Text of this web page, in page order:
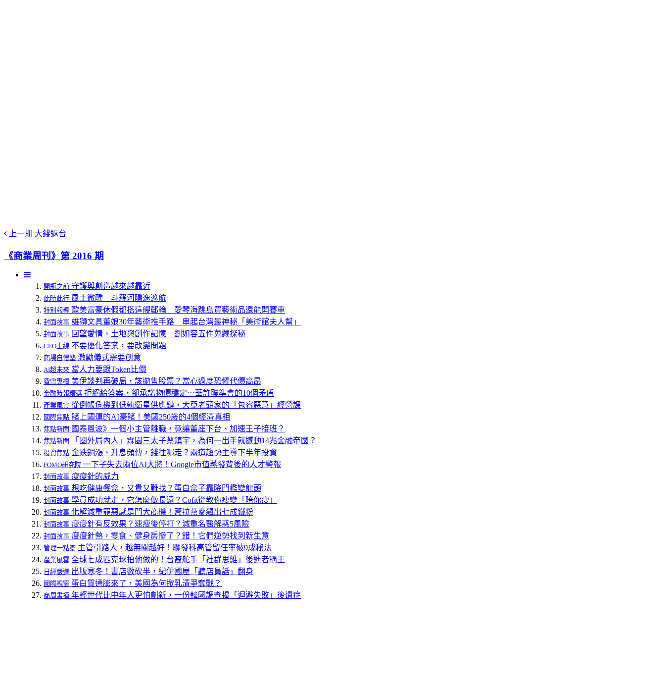
上一期 大錢返台
《商業周刊》第 2016 期
開瓶之前 守護與創造越來越靠近
此時此行 風土微醺 斗羅河隱逸巡航
特別報導 歐美富豪休假都搭這艘郵輪 愛琴海跳島買藝術品還能開賽車
封面故事 雄獅文具董娘30年藝術推手路 串起台灣最神秘「美術館夫人幫」
封面故事 回望愛情、土地與創作記憶 劉如容五件蒐藏探秘
CEO上線 不要優化答案，要改變問題
商場自慢塾 激勵儀式需要創意
AI超未來 當人力要跟Token比價
費雪專欄 美伊談判再破局，該拋售股票？當心過度恐懼代價高昂
金融時報精選 拒絕給答案，卻承諾物價穩定⋯華許聯準會的10個矛盾
產業風雲 從倒帳危機到低軌衛星供應鏈，大亞老頭家的「包容惡意」經營課
國際焦點 賭上國運的AI豪賭！美國250歲的4個經濟真相
焦點新聞 國泰風波》一個小主管離職，竟讓董座下台、加速王子接班？
焦點新聞 「圈外局內人」霖園三太子蔡鎮宇，為何一出手就撼動14兆金融帝國？
投資焦點 金跌銅漲、升息頻傳，錢往哪走？兩道趨勢主導下半年投資
FOMO研究院 一下子失去兩位AI大將！Google市值蒸發背後的人才警報
封面故事 瘦瘦針的威力
封面故事 想吃健康餐盒，又貴又難找？蛋白盒子靠降門檻變龍頭
封面故事 學員成功就走，它怎麼做長遠？Cofit從教你瘦變「陪你瘦」
封面故事 化解減重罪惡感是門大商機！蕎拉燕麥飆出七成鐵粉
封面故事 瘦瘦針有反效果？速瘦後停打？減重名醫解惑5風險
封面故事 瘦瘦針熱，零食、健身房慘了？錯！它們逆勢找到新生意
管理一點靈 主管引路人，越無關越好！聯發科高管留任率破9成秘法
產業風雲 全球七成匹克球拍他做的！台裔舵手「社群思維」後進者稱王
日經嚴選 出版寒冬！書店數砍半，紀伊國屋「聽店員話」翻身
國際視窗 蛋白質通膨來了，美國為何掀乳清爭奪戰？
商周書摘 年輕世代比中年人更怕創新，一份韓國調查揭「迴避失敗」後遺症